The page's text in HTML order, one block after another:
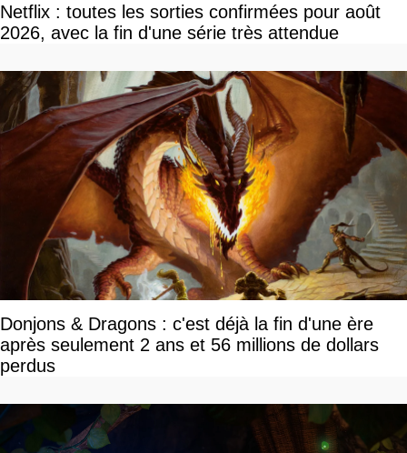
Netflix : toutes les sorties confirmées pour août
2026, avec la fin d'une série très attendue
Donjons & Dragons : c'est déjà la fin d'une ère
après seulement 2 ans et 56 millions de dollars
perdus